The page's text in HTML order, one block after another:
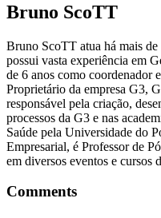
Bruno ScoTT
Bruno ScoTT atua há mais
possui vasta experiência em
de 6 anos como coordenador
Proprietário da empresa G3,
responsável pela criação,
processos da G3 e nas
Saúde pela Universidade do
Empresarial, é Professor de
em diversos eventos e cursos
Comments